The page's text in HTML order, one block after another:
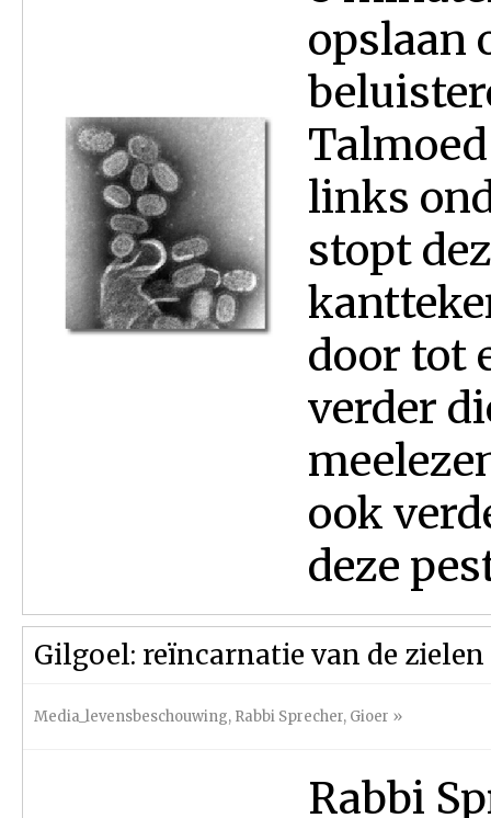
opslaan
Talmoed
links
stopt
door tot
verder
ook
deze
Gilgoel: reïncarnatie van de zielen
Media_levensbeschouwing, Rabbi Sprecher, Gioer »
Rabbi